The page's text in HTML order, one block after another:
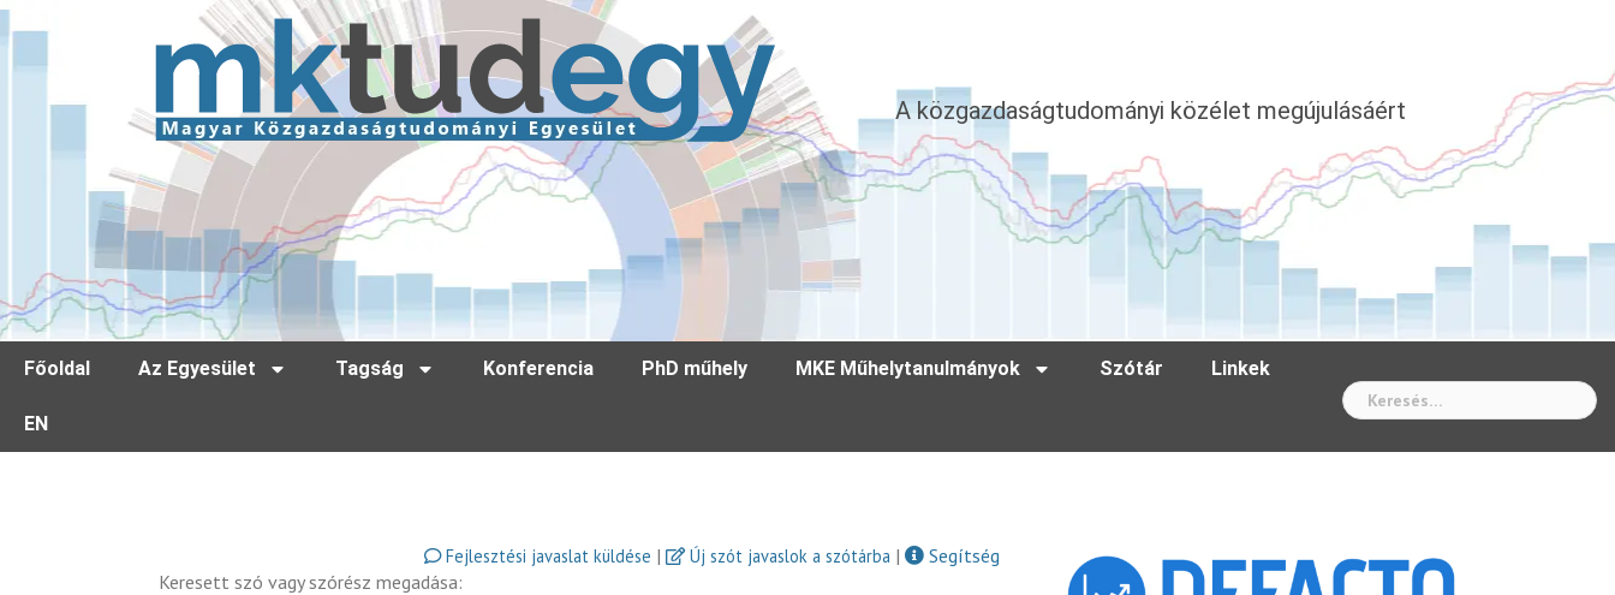
A közgazdaságtudományi közélet megújulásáért
Főoldal Az Egyesület Tagság Konferencia PhD műhely MKE Műhelytanulmányok Szótár Linkek
EN
Fejlesztési javaslat küldése | Új szót javaslok a szótárba |
Segítség
Keresett szó vagy szórész megadása: